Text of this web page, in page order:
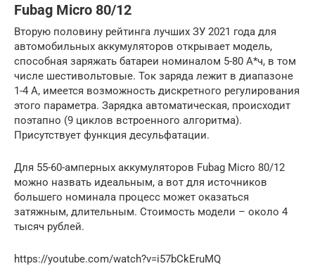
Fubag Micro 80/12
Вторую половину рейтинга лучших ЗУ 2021 года для
автомобильных аккумуляторов открывает модель,
способная заряжать батареи номиналом 5-80 А*ч, в том
числе шестивольтовые. Ток заряда лежит в диапазоне
1-4 А, имеется возможность дискретного регулирования
этого параметра. Зарядка автоматическая, происходит
поэтапно (9 циклов встроенного алгоритма).
Присутствует функция десульфатации.
Для 55-60-амперных аккумуляторов Fubag Micro 80/12
можно назвать идеальным, а вот для источников
большего номинала процесс может оказаться
затяжным, длительным. Стоимость модели – около 4
тысяч рублей.
https://youtube.com/watch?v=i57bCkEruMQ